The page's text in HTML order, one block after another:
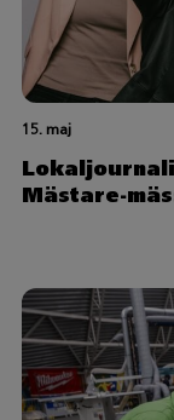
15. maj
Mästare-